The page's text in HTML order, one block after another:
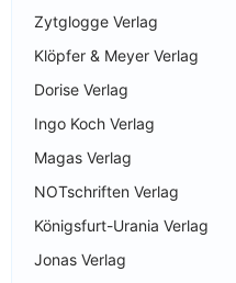
Zytglogge Verlag
Klöpfer & Meyer Verlag
Dorise Verlag
Ingo Koch Verlag
Magas Verlag
NOTschriften Verlag
Königsfurt-Urania Verlag
Jonas Verlag